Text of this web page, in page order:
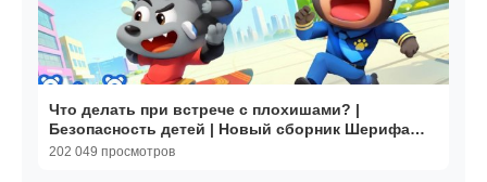
Что делать при встрече с плохишами? |
Безопасность детей | Новый сборник Шерифа
Лабрадора | BabyBus
202 049 просмотров